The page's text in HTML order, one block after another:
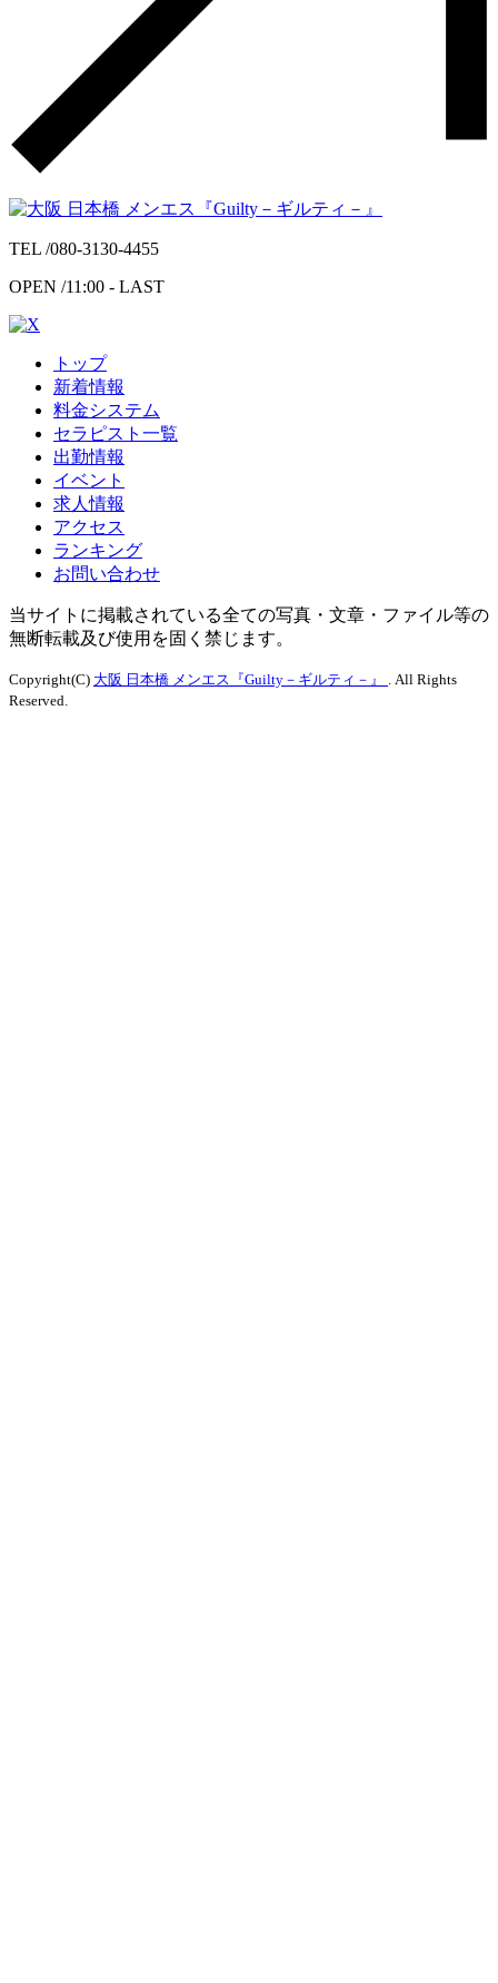
TEL /080-3130-4455
OPEN /11:00 - LAST
トップ
新着情報
料金システム
セラピスト一覧
出勤情報
イベント
求人情報
アクセス
ランキング
お問い合わせ
当サイトに掲載されている全ての写真・文章・ファイル等の
無断転載及び使用を固く禁じます。
Copyright(C) 大阪 日本橋 メンエス『Guilty－ギルティ－』
. All Rights
Reserved.